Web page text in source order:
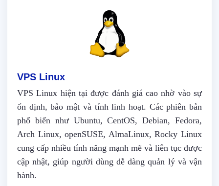
VPS Linux
VPS Linux hiện tại được đánh giá cao nhờ vào sự
ổn định, bảo mật và tính linh hoạt. Các phiên bản
phổ biến như Ubuntu, CentOS, Debian, Fedora,
Arch Linux, openSUSE, AlmaLinux, Rocky Linux
cung cấp nhiều tính năng mạnh mẽ và liên tục được
cập nhật, giúp người dùng dễ dàng quản lý và vận
hành.